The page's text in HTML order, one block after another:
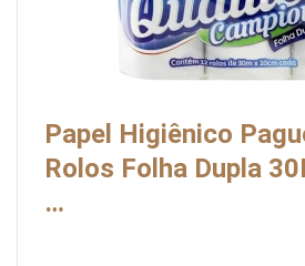
Papel Higiênico
Rolos Folha Dupla
…